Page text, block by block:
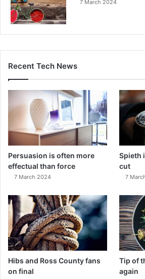
7 March 2024
Recent Tech News
Persuasion is often more
effectual than force
7 March 2024
Spieth
cut
7
Hibs and Ross County fans
on final
Tip of
again